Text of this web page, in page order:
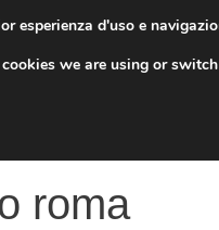
roma
esperienza d'uso e
we are using or